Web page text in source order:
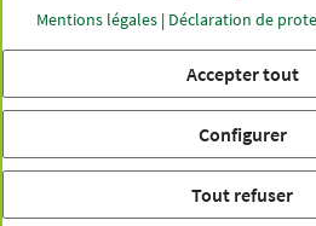
Gélules et comprimés
Peau, cheveux, ongles
Trier par recommandation
Mentions légales| Déclaration de
Accepter tout
Configurer
Tout refuser